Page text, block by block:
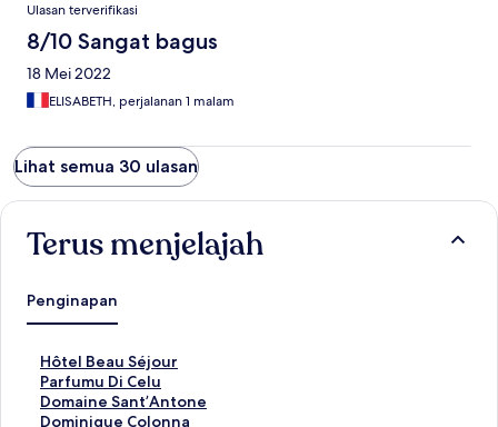
Ulasan terverifikasi
8/10 Sangat bagus
18 Mei 2022
ELISABETH, perjalanan 1 malam
Lihat semua 30 ulasan
Terus menjelajah
Penginapan
Hôtel Beau Séjour
T
a
u
t
Parfumu Di Celu
T
a
u
Domaine Sant’Antone
T
a
Dominique Colonna
T